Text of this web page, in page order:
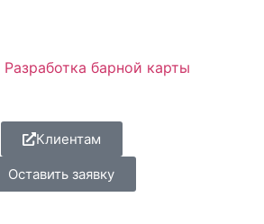
Разработка барной карты
Клиентам
Оставить заявку